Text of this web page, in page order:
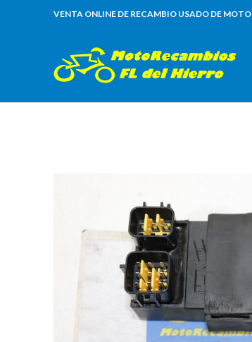
VENTA ONLINE DE RECAMBIO USADO DE MOTO